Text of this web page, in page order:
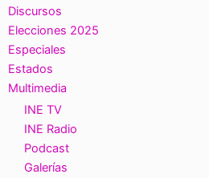
Discursos
Elecciones 2025
Especiales
Estados
Multimedia
INE TV
INE Radio
Podcast
Galerías